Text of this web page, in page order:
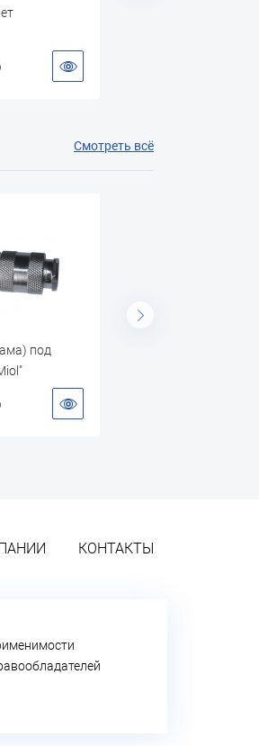
Смотреть всё
под
КОНТАКТЫ